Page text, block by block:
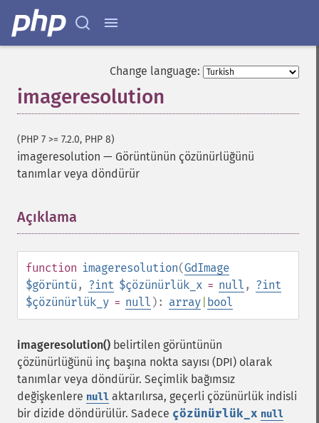
Change language:
imageresolution
(PHP 7 >= 7.2.0, PHP 8)
imageresolution — Görüntünün çözünürlüğünü
tanımlar veya döndürür
Açıklama
function imageresolution(GdImage
$görüntü , ?int $çözünürlük_x = null , ?int
$çözünürlük_y = null ): array bool
imageresolution() belirtilen görüntünün
çözünürlüğünü inç başına nokta sayısı (DPI) olarak
tanımlar veya döndürür. Seçimlik bağımsız
değişkenlere null aktarılırsa, geçerli çözünürlük indisli
bir dizide döndürülür. Sadece çözünürlük_x null